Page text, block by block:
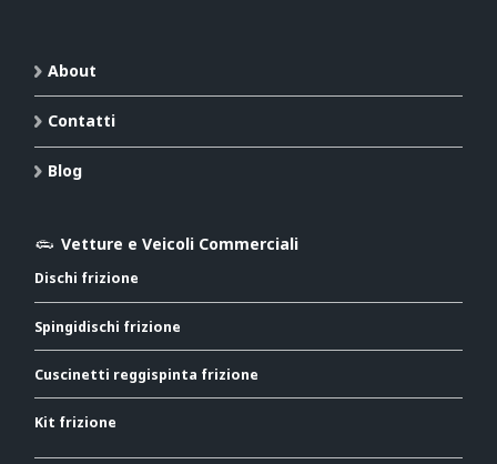
About
Contatti
Blog
Vetture e Veicoli Commerciali
Dischi frizione
Spingidischi frizione
Cuscinetti reggispinta frizione
Kit frizione